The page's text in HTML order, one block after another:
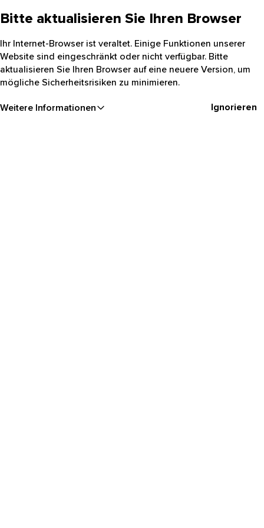
Bitte aktualisieren Sie Ihren Browser
Ihr Internet-Browser ist veraltet. Einige Funktionen unserer
Website sind eingeschränkt oder nicht verfügbar. Bitte
aktualisieren Sie Ihren Browser auf eine neuere Version, um
mögliche Sicherheitsrisiken zu minimieren.
Weitere Informationen Ignorieren